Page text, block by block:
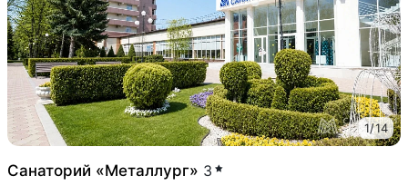
1/14
Санаторий «Металлург» 3